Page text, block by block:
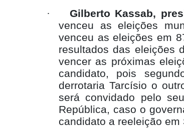
·
Gilberto Kassab,
venceu as eleições
venceu as eleições em
resultados das eleições
vencer as próximas
candidato, pois
derrotaria Tarcísio o
será convidado pelo
República, caso o
candidato a reeleição em